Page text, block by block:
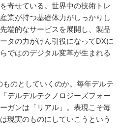
寄せている。世界中の技術トレ
業が持つ基礎体力がしっかりし
端的なサービスを展開し、製品
タの力がけん引役になってDXに
ではのデジタル変革が生まれる
のとしていくのか。毎年デルテ
デルデルテクノロジーズフォー
ガンは「リアル」。表現こそ毎
現実のものにしていこうという